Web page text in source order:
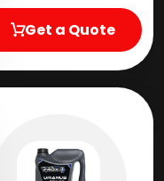
Get a Quote